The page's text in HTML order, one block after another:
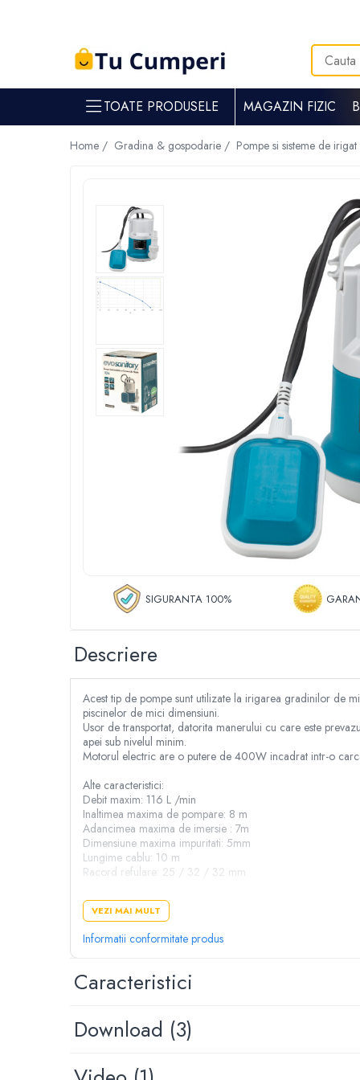
Toate Produsele
Gradina & gospodarie
Intretinere spatii verzi
Masini de tuns iarba
Foarfece electrice spatii verzi
Piese si accesorii masina de tuns iarba
Accesorii si piese motocositori
Arzatoare buruieni
Roboti de tuns gazonul
Tocatoare de vegetatie
Tractorase de taiat vegetatie
Mori, tocatoare si zdrobitori
Zdrobitori struguri
Mori cereale si furaje
Teascuri struguri
Despicator lemne
Accesorii pentru mori de cereale
Tocatoare furaje & siscornite
Motocoase 2 timpi
Motocoase 4 timpi
Accesorii si piese motocoase si trimmere
Tractoare si minitractoare
Accesorii pentru minitractoare
Pompe submersibile apa curata
Pompe suprafata
TOATE PRODUSELE MAGAZIN FIZIC
Home / Gradina & gospodarie / Pompe si sisteme de
SIGURANTA 100%
Descriere
Acest tip de pompe sunt utilizate la irigarea gradinilor de
piscinelor de mici dimensiuni.
Usor de transportat, datorita manerului cu care este
apei sub nivelul minim.
Motorul electric are o putere de 400W incadrat intr-o
Alte caracteristici:
Debit maxim: 116 L /min
Inaltimea maxima de pompare: 8 m
Adancimea maxima de imersie : 7m
Dimensiune maxima impuritati: 5mm
Lungime cablu: 10 m
Racord refulare: 25 / 32 / 32 mm
ATENTIE!!!
EXCLUSA UTILIZAREA LA FOSE SI/SAU CANALIZARI DE
VEZI MAI MULT
Informatii conformitate produs
Caracteristici
Download (3)